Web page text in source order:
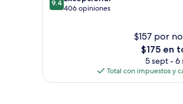
de
9.4
406 opiniones
$157 por
El
precio
actual
es
$175 en
5 sept - 6
Total con impuestos y